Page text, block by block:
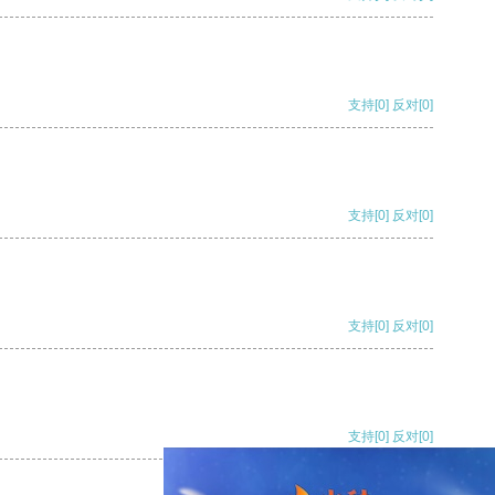
支持[0] 反对[0]
支持[0] 反对[0]
支持[0] 反对[0]
支持[0] 反对[0]